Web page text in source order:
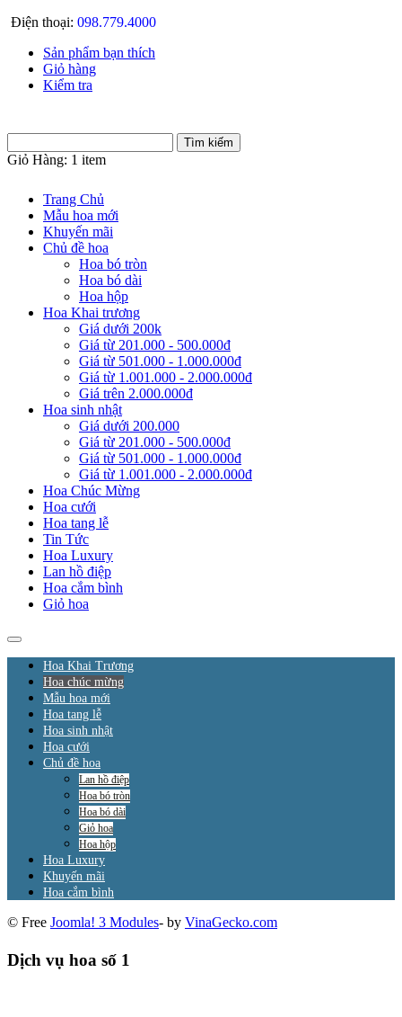
Điện thoại: 098.779.4000
Sản phẩm bạn thích
Giỏ hàng
Kiểm tra
Giỏ Hàng: 1 item
Trang Chủ
Mẫu hoa mới
Khuyến mãi
Chủ đề hoa
Hoa bó tròn
Hoa bó dài
Hoa hộp
Hoa Khai trương
Giá dưới 200k
Giá từ 201.000 - 500.000đ
Giá từ 501.000 - 1.000.000đ
Giá từ 1.001.000 - 2.000.000đ
Giá trên 2.000.000đ
Hoa sinh nhật
Giá dưới 200.000
Giá từ 201.000 - 500.000đ
Giá từ 501.000 - 1.000.000đ
Giá từ 1.001.000 - 2.000.000đ
Hoa Chúc Mừng
Hoa cưới
Hoa tang lễ
Tin Tức
Hoa Luxury
Lan hồ điệp
Hoa cắm bình
Giỏ hoa
Hoa Khai Trương
Hoa chúc mừng
Mẫu hoa mới
Hoa tang lễ
Hoa sinh nhật
Hoa cưới
Chủ đề hoa
Lan hồ điệp
Hoa bó tròn
Hoa bó dài
Giỏ hoa
Hoa hộp
Hoa Luxury
Khuyến mãi
Hoa cắm bình
© Free Joomla! 3 Modules- by VinaGecko.com
Dịch vụ hoa số 1